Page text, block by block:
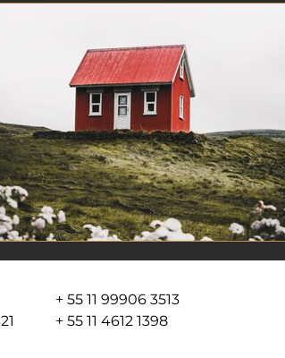
+ 55 11 99906 3513
+ 55 11 4612 1398